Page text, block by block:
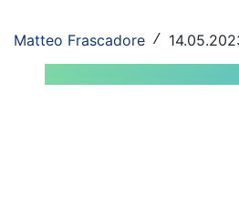
Rassegna Lazio
Matteo Frascadore /